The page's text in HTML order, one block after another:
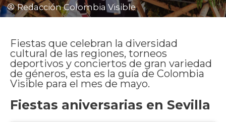
Redacción Colombia Visible
Fiestas que celebran la diversidad
cultural de las regiones, torneos
deportivos y conciertos de gran variedad
de géneros, esta es la guía de Colombia
Visible para el mes de mayo.
Fiestas aniversarias en Sevilla